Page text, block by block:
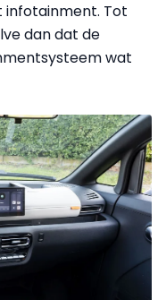
infotainment. Tot
dan dat de
wat